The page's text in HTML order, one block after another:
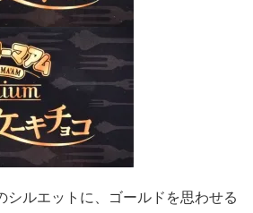
シルエットに、ゴールドを思わせる